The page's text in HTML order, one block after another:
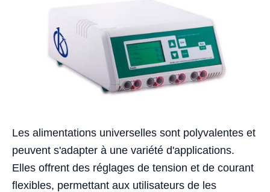
Les alimentations universelles sont polyvalentes et
peuvent s'adapter à une variété d'applications.
Elles offrent des réglages de tension et de courant
flexibles, permettant aux utilisateurs de les